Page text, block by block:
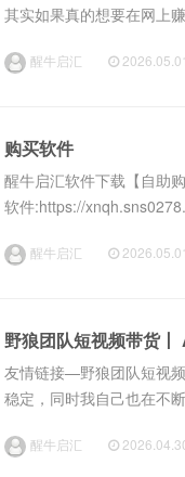
其实如果真的想要在网上
件现在有七个栏目列表：“...
醒牛启汇 2026.05.01
购买软件
醒牛启汇软件下载【自助
软件:https://
醒牛启汇 2026.05.01
野狼团队短视频带货丨
友情链接—野狼团队短视
稳定，同时我自己也在不
员在团队钉...
醒牛启汇